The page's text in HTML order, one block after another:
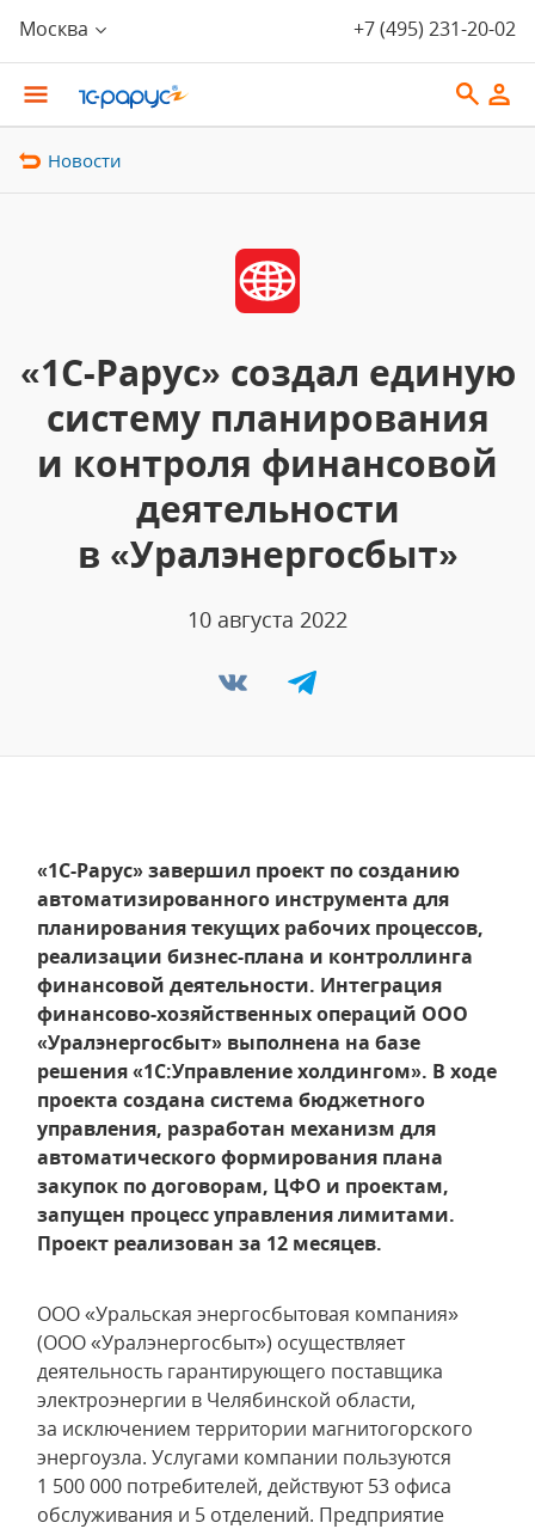
Москва +7 (495) 231-20-02
Новости
«1С-Рарус» создал единую
систему планирования
и контроля финансовой
деятельности
в «Уралэнергосбыт»
10 августа 2022
«1С-Рарус» завершил проект по созданию
автоматизированного инструмента для
планирования текущих рабочих процессов,
реализации бизнес-плана и контроллинга
финансовой деятельности. Интеграция
финансово-хозяйственных операций ООО
«Уралэнергосбыт» выполнена на базе
решения «1С:Управление холдингом». В ходе
проекта создана система бюджетного
управления, разработан механизм для
автоматического формирования плана
закупок по договорам, ЦФО и проектам,
запущен процесс управления лимитами.
Проект реализован за 12 месяцев.
ООО «Уральская энергосбытовая компания»
(ООО «Уралэнергосбыт») осуществляет
деятельность гарантирующего поставщика
электроэнергии в Челябинской области,
за исключением территории магнитогорского
энергоузла. Услугами компании пользуются
1 500 000 потребителей, действуют 53 офиса
обслуживания и 5 отделений. Предприятие